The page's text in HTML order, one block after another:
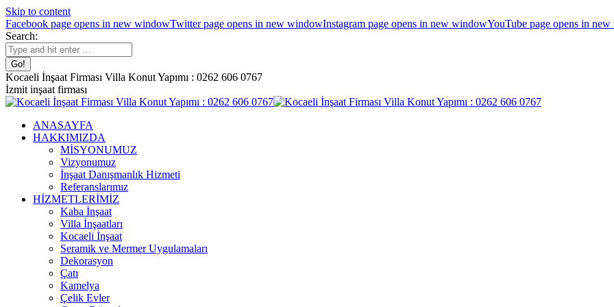
Skip to content
Facebook page opens in new windowTwitter page opens in new windowInstagram page opens in new windowYouTube page opens in
Search:
Kocaeli İnşaat Firması Villa Konut Yapımı : 0262 606 0767
İzmit inşaat firması
ANASAYFA
HAKKIMIZDA
MİSYONUMUZ
Vizyonumuz
İnşaat Danışmanlık Hizmeti
Referanslarımız
HİZMETLERİMİZ
Kaba İnşaat
Villa İnşaatları
Kocaeli İnşaat
Seramik ve Mermer Uygulamaları
Dekorasyon
Çatı
Kamelya
Çelik Evler